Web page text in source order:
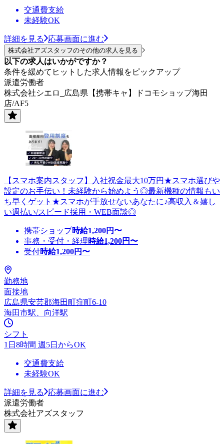
交通費支給
未経験OK
詳細を見る 応募画面に進む
株式会社アズスタッフのその他の求人を見る
以下の求人はいかがですか？
条件を緩めてヒットした求人情報をピックアップ
派遣労働者
株式会社シエロ_広島県【携帯キャ】ドコモショップ海田
店/AF5
【スマホ案内スタッフ】入社祝金最大10万円★スマホ選びや
設定のお手伝い！未経験から始めよう◎最新機種の情報もい
ち早くゲット★スマホが手放せないあなたに♪高収入＆嬉し
い週払い/スピード採用・WEB面談◎
携帯ショップ時給1,200円〜
事務・受付・経理時給1,200円〜
受付時給1,200円〜
勤務地
面接地
広島県安芸郡海田町窪町6-10
海田市駅、向洋駅
シフト
1日8時間 週5日からOK
交通費支給
未経験OK
詳細を見る
応募画面に進む
派遣労働者
株式会社アズスタッフ